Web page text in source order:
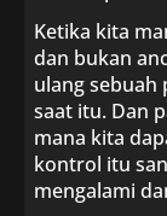
Ketika kita
dan bukan
ulang sebuah
saat itu. Dan
mana kita
kontrol itu
mengalami